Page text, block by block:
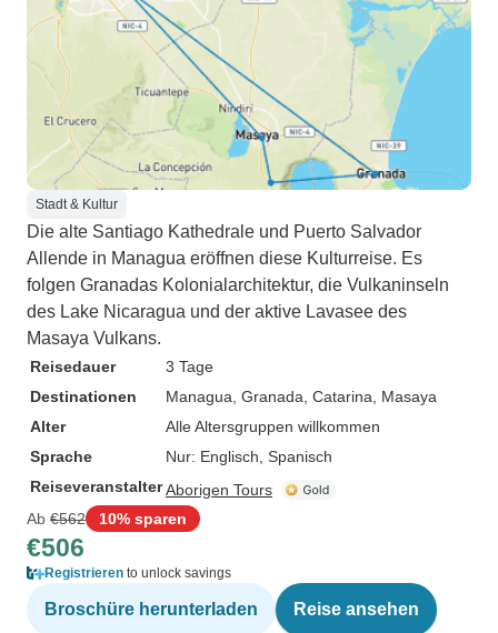
Stadt & Kultur
Die alte Santiago Kathedrale und Puerto Salvador
Allende in Managua eröffnen diese Kulturreise. Es
folgen Granadas Kolonialarchitektur, die Vulkaninseln
des Lake Nicaragua und der aktive Lavasee des
Masaya Vulkans.
Reisedauer
3 Tage
Destinationen
Managua , Granada , Catarina , Masaya
Alter
Alle Altersgruppen willkommen
Sprache
Nur: Englisch, Spanisch
ReiseveranstalterAborigen Tours
Ab €562 10% sparen
€506
Registrieren to unlock savings
Broschüre herunterladen Reise ansehen